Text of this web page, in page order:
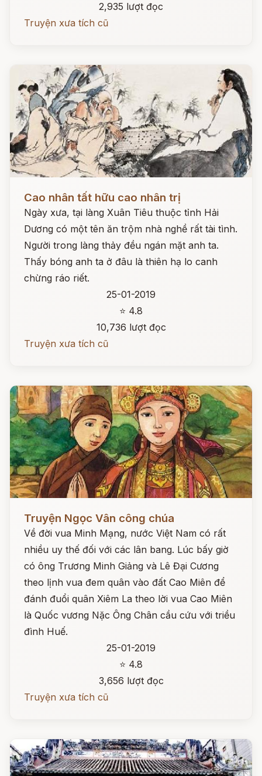
2,935 lượt đọc
Truyện xưa tích cũ
Cao nhân tất hữu cao nhân trị
Ngày xưa, tại làng Xuân Tiêu thuộc tỉnh Hải
Dương có một tên ăn trộm nhà nghề rất tài tình.
Người trong làng thảy đều ngán mặt anh ta.
Thấy bóng anh ta ở đâu là thiên hạ lo canh
chừng ráo riết.
25-01-2019
⭐ 4.8
10,736 lượt đọc
Truyện xưa tích cũ
Truyện Ngọc Vân công chúa
Về đời vua Minh Mạng, nước Việt Nam có rất
nhiều uy thế đối với các lân bang. Lúc bấy giờ
có ông Trương Minh Giảng và Lê Đại Cương
theo lịnh vua đem quân vào đất Cao Miên để
đánh đuổi quân Xiêm La theo lời vua Cao Miên
là Quốc vương Nặc Ông Chân cầu cứu với triều
đình Huế.
25-01-2019
⭐ 4.8
3,656 lượt đọc
Truyện xưa tích cũ